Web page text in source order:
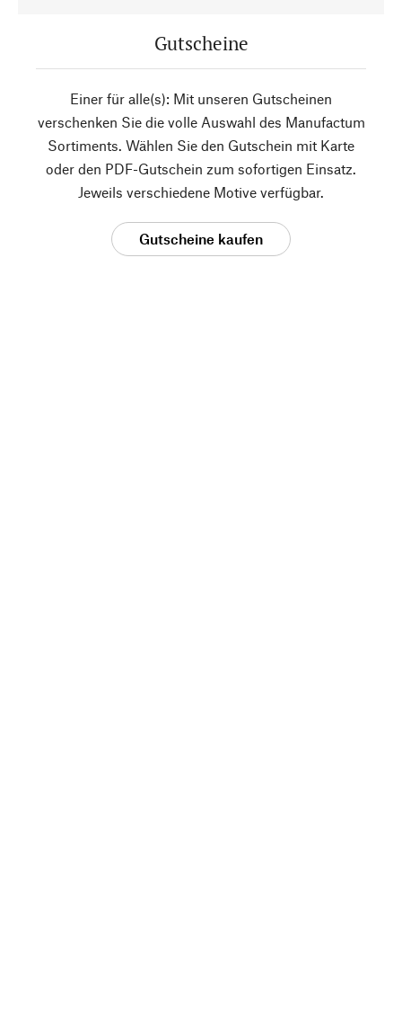
Gutscheine
Einer für alle(s): Mit unseren Gutscheinen
verschenken Sie die volle Auswahl des Manufactum
Sortiments. Wählen Sie den Gutschein mit Karte
oder den PDF-Gutschein zum sofortigen Einsatz.
Jeweils verschiedene Motive verfügbar.
Gutscheine kaufen